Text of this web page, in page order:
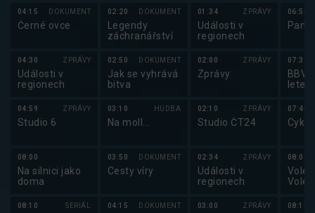
04:15 DOKUMENT
Černé ovce
04:30 ZPRÁVY
Události v
regionech
04:59 ZPRÁVY
Studio 6
08:00
Na silnici jako
doma
08:10 SERIÁL
02:20 DOKUMENT
Legendy
záchranářství
02:50 DOKUMENT
Jak se vyhrává
bitva
03:10 HUDBA
Na moll...
03:50 DOKUMENT
Cesty víry
04:15 DOKUMENT
01:34 ZPRÁVY
Události v
regionech
02:00 ZPRÁVY
Zprávy
02:10 ZPRÁVY
Studio ČT24
02:34 ZPRÁVY
Události v
regionech
03:00 ZPRÁVY
06:55
07:30
BBV
07:45
08:00
08:15